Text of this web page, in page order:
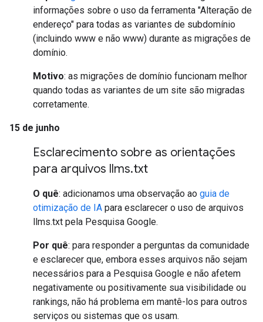
informações sobre o uso da ferramenta "Alteração de
endereço" para todas as variantes de subdomínio
(incluindo www e não www) durante as migrações de
domínio.
Motivo: as migrações de domínio funcionam melhor
quando todas as variantes de um site são migradas
corretamente.
15 de junho
Esclarecimento sobre as orientações
para arquivos llms.txt
O quê: adicionamos uma observação ao guia de
otimização de IA para esclarecer o uso de arquivos
llms.txt pela Pesquisa Google.
Por quê: para responder a perguntas da comunidade
e esclarecer que, embora esses arquivos não sejam
necessários para a Pesquisa Google e não afetem
negativamente ou positivamente sua visibilidade ou
rankings, não há problema em mantê-los para outros
serviços ou sistemas que os usam.